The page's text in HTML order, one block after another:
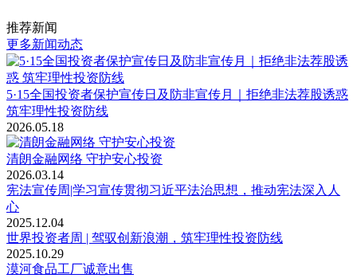
推荐新闻
更多新闻动态
5·15全国投资者保护宣传日及防非宣传月｜拒绝非法荐股诱惑
筑牢理性投资防线
2026.05.18
清朗金融网络 守护安心投资
2026.03.14
宪法宣传周|学习宣传贯彻习近平法治思想，推动宪法深入人
心
2025.12.04
世界投资者周 | 驾驭创新浪潮，筑牢理性投资防线
2025.10.29
漠河食品工厂诚意出售